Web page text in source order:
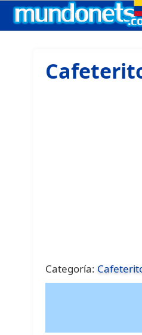
Categoría: